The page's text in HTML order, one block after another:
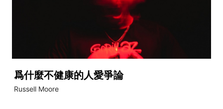
爲什麼不健康的人愛爭論
Russell Moore